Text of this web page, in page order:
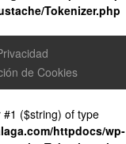
Tokenizer.php
de Cookies
($string) of type
httpdocs/wp-